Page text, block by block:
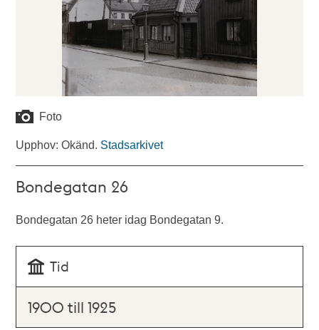
Foto
Upphov: Okänd. Stadsarkivet
Bondegatan 26
Bondegatan 26 heter idag Bondegatan 9.
Tid
1900 till 1925